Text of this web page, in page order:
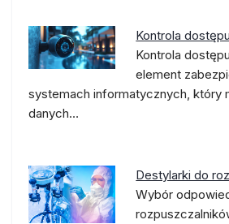
Kontrola dostępu
Kontrola
element
systemach informatycznych, który
danych…
Destylarki do
Wybór